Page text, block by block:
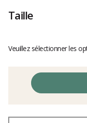
Taille
Veuillez sélectionner les